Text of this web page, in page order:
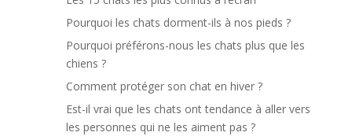
Pourquoi les chats dorment-ils à nos pieds ?
Pourquoi préférons-nous les chats plus que les
chiens ?
Comment protéger son chat en hiver ?
Est-il vrai que les chats ont tendance à aller vers
les personnes qui ne les aiment pas ?